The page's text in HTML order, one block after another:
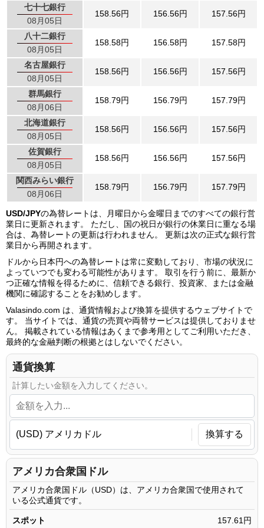
七十七銀行
08月05日
158.56円 156.56円 157.56円
八十二銀行
08月05日
158.58円 156.58円 157.58円
名古屋銀行
08月05日
158.56円 156.56円 157.56円
群馬銀行
08月06日
158.79円 156.79円 157.79円
北海道銀行
08月05日
158.56円 156.56円 157.56円
佐賀銀行
08月05日
158.56円 156.56円 157.56円
関西みらい銀行
08月06日
158.79円 156.79円 157.79円
USD/JPYの為替レートは、月曜日から金曜日までのすべての銀行営
業日に更新されます。 ただし、国の祝日が銀行の休業日に重なる場
合は、為替レートの更新は行われません。 更新は次の正式な銀行営
業日から再開されます。
ドルから日本円への為替レートは常に変動しており、市場の状況に
よっていつでも変わる可能性があります。 取引を行う前に、最新か
つ正確な情報を得るために、信頼できる銀行、投資家、または金融
機関に確認することをお勧めします。
Valasindo.com は、通貨情報および換算を提供するウェブサイトで
す。 当サイトでは、通貨の売買や両替サービスは提供しておりませ
ん。 掲載されている情報はあくまで参考用としてご利用いただき、
最終的な金融判断の根拠とはしないでください。
通貨換算
計算したい金額を入力してください。
換算する
アメリカ合衆国ドル
アメリカ合衆国ドル（USD）は、アメリカ合衆国で使用されて
いる公式通貨です。
スポット 157.61円